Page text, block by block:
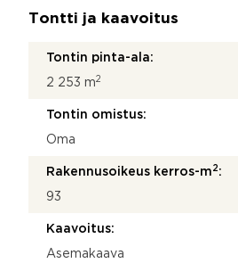
Tontti ja kaavoitus
Tontin pinta-ala:
2 253 m2
Tontin omistus:
Oma
Rakennusoikeus kerros-m 2 :
93
Kaavoitus:
Asemakaava